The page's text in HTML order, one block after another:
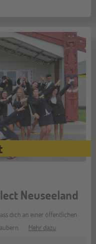
Neuseeland
dich an einer öffentlichen
Mehr dazu